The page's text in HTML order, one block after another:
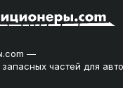
—
частей для